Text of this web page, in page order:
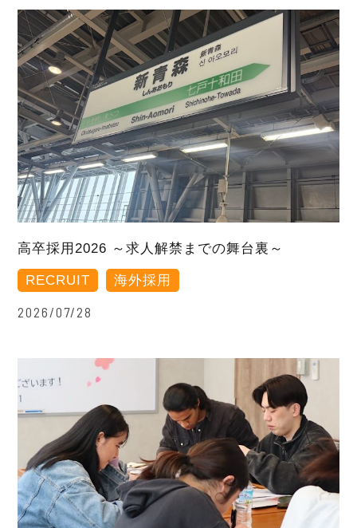
高卒採用2026 ～求人解禁までの舞台裏～
RECRUIT 海外採用
2026/07/28